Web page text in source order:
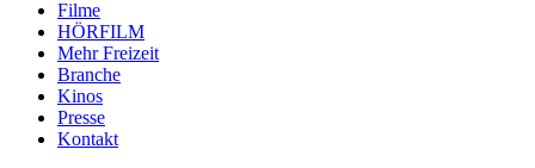
Filme
HÖRFILM
Mehr Freizeit
Branche
Kinos
Presse
Kontakt